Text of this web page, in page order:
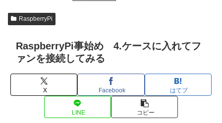
RaspberryPi
RaspberryPi事始め 4.ケースに入れてフ
ァンを接続してみる
X Facebook はてブ
LINE コピー